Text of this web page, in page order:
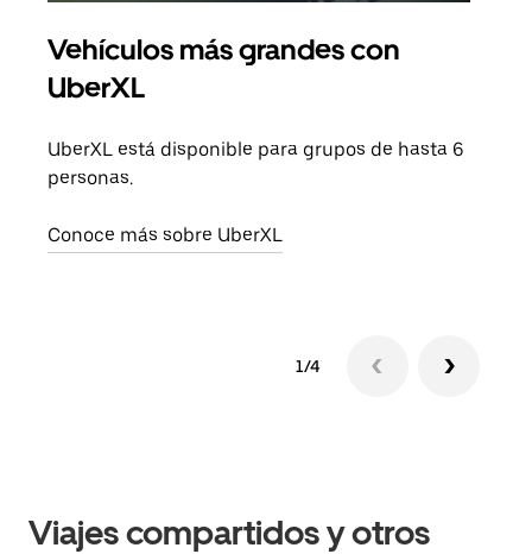
Vehículos más grandes con
UberXL
UberXL está disponible para grupos de hasta 6
personas.
Conoce más sobre UberXL
1/4
Viajes compartidos y otros